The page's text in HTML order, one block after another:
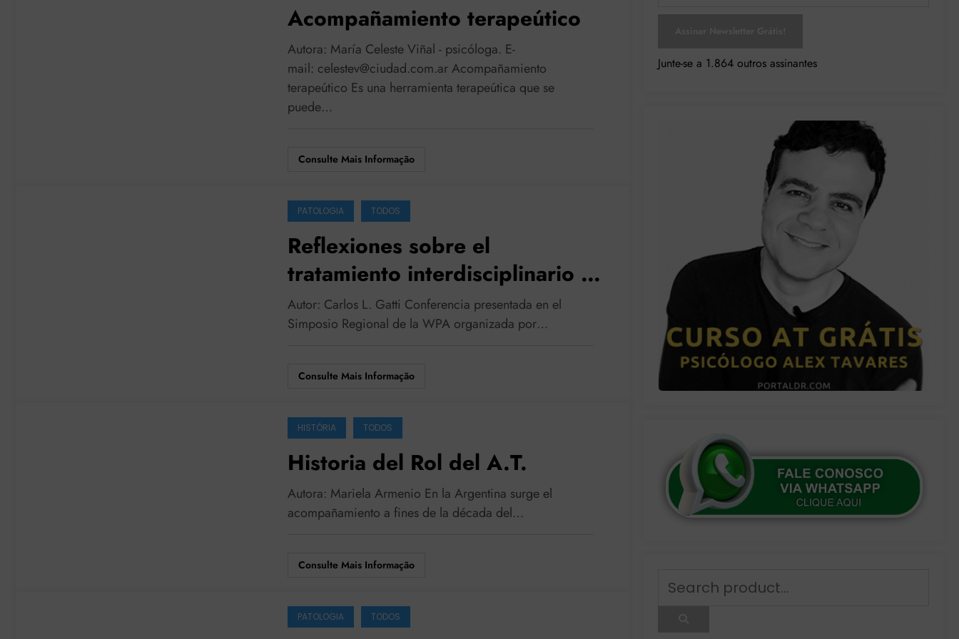
Acompañamiento terapeútico
Autora: María Celeste Viñal - psicóloga. E-
mail: celestev@ciudad.com.arAcompañamiento
terapeútico Es una herramienta terapeútica que se
puede…
Consulte Mais Informação
PATOLOGIA TODOS
Reflexiones sobre el
tratamiento interdisciplinario en
las psicosis
Autor: Carlos L. Gatti Conferencia presentada en el
Simposio Regional de la WPA organizada por…
Consulte Mais Informação
HISTÓRIA TODOS
Historia del Rol del A.T.
Autora: Mariela Armenio En la Argentina surge el
acompañamiento a fines de la década del…
Consulte Mais Informação
PATOLOGIA TODOS
Junte-se a 1.864 outros assinantes